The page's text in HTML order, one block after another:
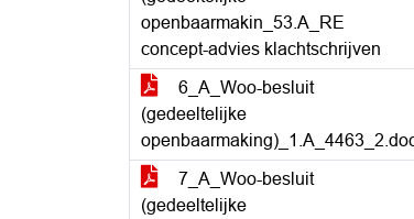
openbaarmakin_53.A_RE
concept-advies klachtschrijven
6_A_Woo-besluit
(gedeeltelijke
7_A_Woo-besluit
(gedeeltelijke